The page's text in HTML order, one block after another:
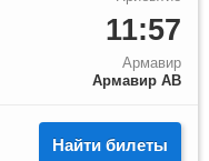
11:57
Армавир
Армавир АВ
Найти билеты